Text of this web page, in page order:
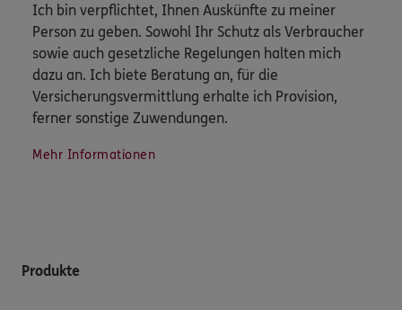
Ich bin verpflichtet, Ihnen Auskünfte zu meiner
Person zu geben. Sowohl Ihr Schutz als Verbraucher
sowie auch gesetzliche Regelungen halten mich
dazu an. Ich biete Beratung an, für die
Versicherungsvermittlung erhalte ich Provision,
ferner sonstige Zuwendungen.
Mehr Informationen
Produkte